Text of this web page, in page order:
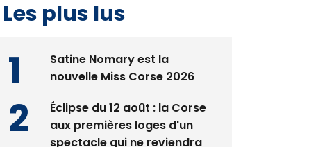
Les plus lus
Satine Nomary est la
nouvelle Miss Corse 2026
Éclipse du 12 août : la Corse
aux premières loges d'un
spectacle qui ne reviendra